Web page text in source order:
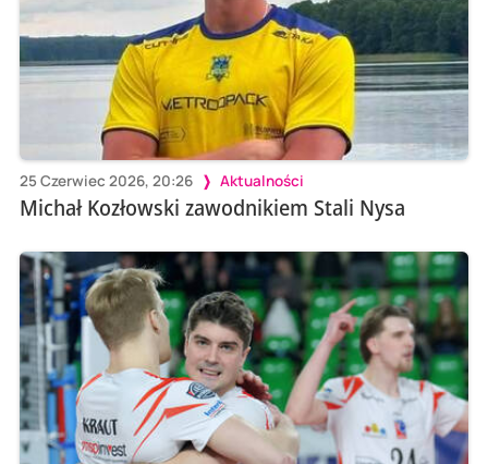
25 Czerwiec 2026, 20:26 Aktualności
Michał Kozłowski zawodnikiem Stali Nysa